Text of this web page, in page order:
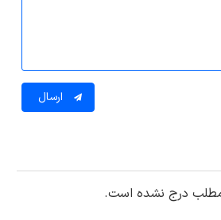
ارسال
مطلب درج نشده است.